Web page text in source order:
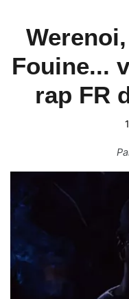
Fouine...
rap FR